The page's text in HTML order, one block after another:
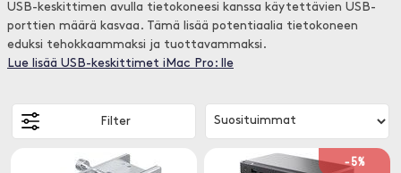
USB-keskittimen avulla tietokoneesi kanssa käytettävien USB-
porttien määrä kasvaa. Tämä lisää potentiaalia tietokoneen
eduksi tehokkaammaksi ja tuottavammaksi.
Lue lisää USB-keskittimet iMac Pro: lle
Filter
-5%